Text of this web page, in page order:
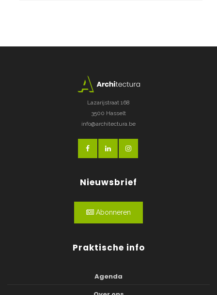
Lazarijstraat 168
3500 Hasselt
info@architectura.be
Nieuwsbrief
Abonneren
Praktische info
Agenda